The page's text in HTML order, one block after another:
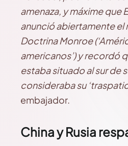
amenaza, y máxime que
anunció abiertamente el
Doctrina Monroe
americanos’) y recordó
estaba situado al sur de
consideraba su
embajador.
China y Rusia